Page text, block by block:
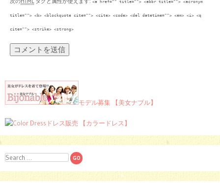
<a href="" title=""> <abbr title=""> <acronym
title=""> <b> <blockquote cite=""> <cite> <code> <del datetime=""> <em> <i> <q
cite=""> <strike> <strong>
モデル募集 【美女ナブル】
ドレス販売 【カラードレス】
Search